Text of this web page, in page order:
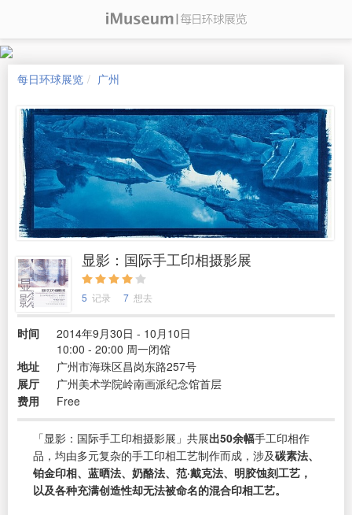
每日环球展览 广州
显影：国际手工印相摄影展
5 记录 7 想去
时间
2014年9月30日 - 10月10日
10:00 - 20:00 周一闭馆
地址
广州市海珠区昌岗东路257号
展厅
广州美术学院岭南画派纪念馆首层
费用
Free
「显影：国际手工印相摄影展」共展出50余幅手工印相作
品，均由多元复杂的手工印相工艺制作而成，涉及碳素法、
铂金印相、蓝晒法、奶酪法、范·戴克法、明胶蚀刻工艺，
以及各种充满创造性却无法被命名的混合印相工艺。